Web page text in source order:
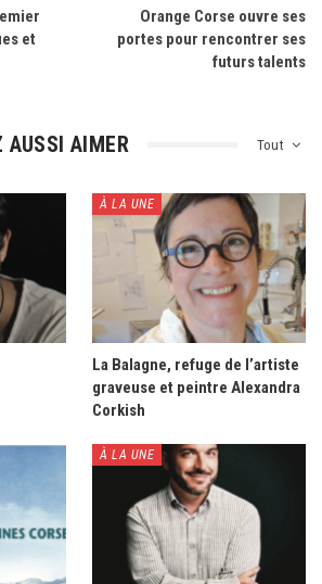
et
Orange Corse ouvre ses
portes pour rencontrer ses
futurs talents
Tout
AUSSI AIMER
À LA UNE
La Balagne, refuge de l’artiste
graveuse et peintre Alexandra
Corkish
À LA UNE